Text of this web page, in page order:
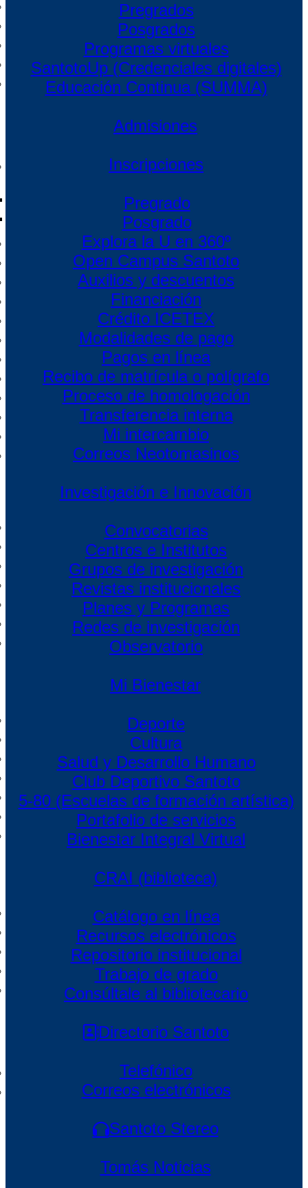
Modalidades
Programas Presenciales
Programas Virtuales
Pregrados a Distancia
Posgrados a Distancia
Pregrados
Posgrados
Programas virtuales
SantotoUp (Credenciales digitales)
Educación Continua (SUMMA)
Admisiones
Inscripciones
Pregrado
Posgrado
Explora la U en 360º
Open Campus Santoto
Auxilios y descuentos
Financiación
Crédito ICETEX
Modalidades de pago
Pagos en línea
Recibo de matrícula o polígrafo
Proceso de homologación
Transferencia interna
Mi intercambio
Correos Neotomasinos
Investigación e Innovación
Convocatorias
Centros e Institutos
Grupos de investigación
Revistas institucionales
Planes y Programas
Redes de investigación
Observatorio
Mi Bienestar
Deporte
Cultura
Salud y Desarrollo Humano
Club Deportivo Santoto
5-80 (Escuelas de formación artística)
Portafolio de servicios
Bienestar Integral Virtual
CRAI (biblioteca)
Catálogo en línea
Recursos electrónicos
Repositorio institucional
Trabajo de grado
Consúltale al bibliotecario
Directorio Santoto
Telefónico
Correos electrónicos
Santoto Stereo
Tomás Noticias